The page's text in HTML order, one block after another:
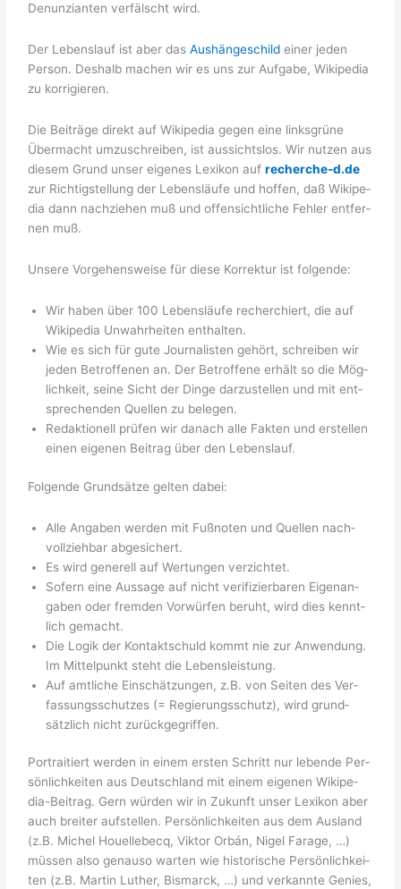
Denun­zi­an­ten ver­fälscht wird.
Der Lebens­lauf ist aber dasAus­hän­ge­schild einer jeden
Per­son. Des­halb machen wir es uns zur Auf­ga­be, Wiki­pe­dia
zu korrigieren.
Die Bei­trä­ge direkt auf Wiki­pe­dia gegen eine links­grü­ne
Über­macht umzu­schrei­ben, ist aus­sichts­los. Wir nut­zen aus
die­sem Grund unser eige­nes Lexi­kon aufrecher­che‑d.de
zur Rich­tig­stel­lung der Lebens­läu­fe und hof­fen, daß Wiki­pe­
dia dann nach­zie­hen muß und offen­sicht­li­che Feh­ler ent­fer­
nen muß.
Unse­re Vor­ge­hens­wei­se für die­se Kor­rek­tur ist folgende:
Wir haben über 100 Lebens­läu­fe recher­chiert, die auf
Wiki­pe­dia Unwahr­hei­ten enthalten.
Wie es sich für gute Jour­na­lis­ten gehört, schrei­ben wir
jeden Betrof­fe­nen an. Der Betrof­fe­ne erhält so die Mög­
lich­keit, sei­ne Sicht der Din­ge dar­zu­stel­len und mit ent­
spre­chen­den Quel­len zu belegen.
Redak­tio­nell prü­fen wir danach alle Fak­ten und erstel­len
einen eige­nen Bei­trag über den Lebenslauf.
Fol­gen­de Grund­sät­ze gel­ten dabei:
Alle Anga­ben wer­den mit Fuß­no­ten und Quel­len nach­
voll­zieh­bar abgesichert.
Es wird gene­rell auf Wer­tun­gen verzichtet.
Sofern eine Aus­sa­ge auf nicht veri­fi­zier­ba­ren Eigen­an­
ga­ben oder frem­den Vor­wür­fen beruht, wird dies kennt­
lich gemacht.
Die Logik der Kon­takt­schuld kommt nie zur Anwen­dung.
Im Mit­tel­punkt steht die Lebensleistung.
Auf amt­li­che Ein­schät­zun­gen, z.B. von Sei­ten des Ver­
fas­sungs­schut­zes (= Regie­rungs­schutz), wird grund­
sätz­lich nicht zurückgegriffen.
Por­trai­tiert wer­den in einem ers­ten Schritt nur leben­de Per­
sön­lich­kei­ten aus Deutsch­land mit einem eige­nen Wiki­pe­
dia-Bei­trag. Gern wür­den wir in Zukunft unser Lexi­kon aber
auch brei­ter auf­stel­len. Per­sön­lich­kei­ten aus dem Aus­land
(z.B. Michel Hou­el­le­becq, Vik­tor Orbán, Nigel Fara­ge, …)
müs­sen also genau­so war­ten wie his­to­ri­sche Per­sön­lich­kei­
ten (z.B. Mar­tin Luther, Bis­marck, …) und ver­kann­te Genies,